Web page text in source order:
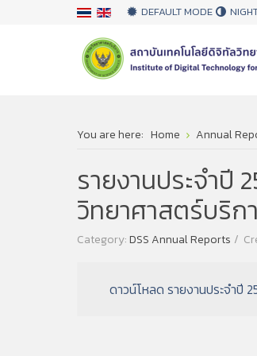
DEFAULT MODE
You are here: Home Annual
รายงานประจำปี
วิทยาศาสตร์บริก
Category:DSS Annual Reports
ดาวน์โหลด รายงานประจำปี